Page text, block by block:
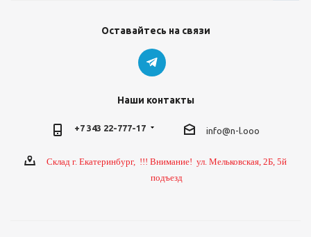
Оставайтесь на связи
Наши контакты
+7 343 22-777-17 info@n-l.ooo
Склад г. Екатеринбург, !!! Внимание! ул. Мельковская, 2Б, 5й
подъезд